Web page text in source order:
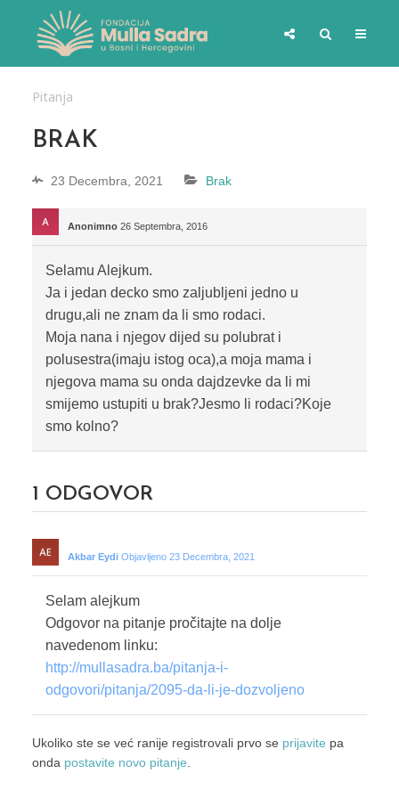
Pitanja
BRAK
23 Decembra, 2021 Brak
Anonimno 26 Septembra, 2016
Selamu Alejkum.
Ja i jedan decko smo zaljubljeni jedno u
drugu,ali ne znam da li smo rodaci.
Moja nana i njegov dijed su polubrat i
polusestra(imaju istog oca),a moja mama i
njegova mama su onda dajdzevke da li mi
smijemo ustupiti u brak?Jesmo li rodaci?Koje
smo kolno?
1 ODGOVOR
Akbar Eydi Objavljeno 23 Decembra, 2021
Selam alejkum
Odgovor na pitanje pročitajte na dolje
navedenom linku:
http://mullasadra.ba/pitanja-i-
odgovori/pitanja/2095-da-li-je-dozvoljeno
Ukoliko ste se već ranije registrovali prvo se prijavite pa
onda postavite novo pitanje.